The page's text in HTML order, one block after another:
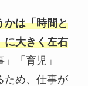
かは「時間と
に大きく左右
「育児」
ため、仕事が